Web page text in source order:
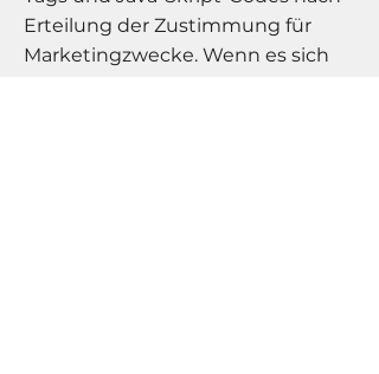
Erteilung der Zustimmung für
Marketingzwecke. Wenn es sich